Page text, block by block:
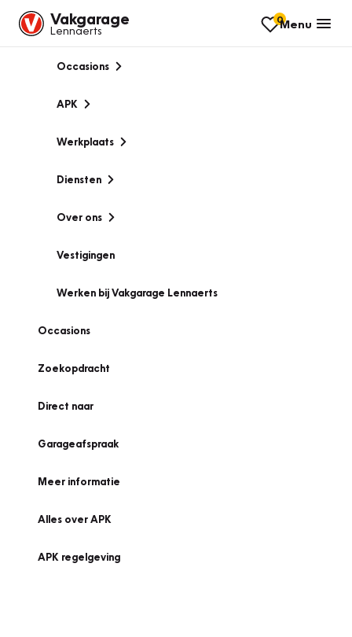
Vakgarage
Lennaerts
0Menu
Occasions
APK
Werkplaats
Diensten
Over ons
Vestigingen
Werken bij Vakgarage Lennaerts
Occasions
Zoekopdracht
Direct naar
Garageafspraak
Meer informatie
Alles over APK
APK regelgeving